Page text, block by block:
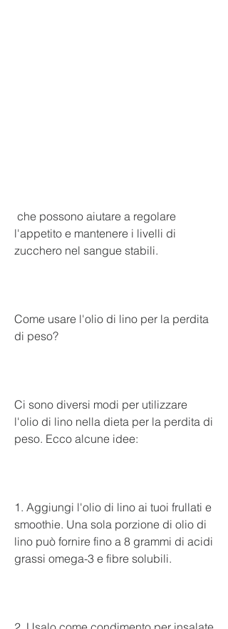
l'appetito e mantenere i livelli di
zucchero nel sangue stabili.
Come usare l'olio di lino per la perdita
di peso?
Ci sono diversi modi per utilizzare
l'olio di lino nella dieta per la perdita di
peso. Ecco alcune idee:
1. Aggiungi l'olio di lino ai tuoi frullati e
smoothie. Una sola porzione di olio di
lino può fornire fino a 8 grammi di acidi
grassi omega-3 e fibre solubili.